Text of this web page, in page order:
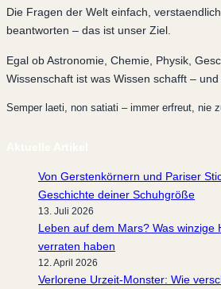
Die Fragen der Welt einfach,
beantworten – das ist unser Ziel.
Egal ob Astronomie, Chemie, Physik,
Wissenschaft ist was Wissen schafft – und
Semper laeti, non satiati – immer erfreut, nie
Von Gerstenkörnern und Pariser
Geschichte deiner Schuhgröße
13. Juli 2026
Leben auf dem Mars? Was winzige
verraten haben
12. April 2026
Verlorene Urzeit-Monster: Wie